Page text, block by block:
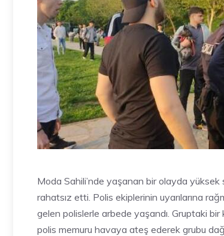
Moda Sahili’nde yaşanan bir olayda
rahatsız etti. Polis ekiplerinin uyarılarına
gelen polislerle arbede yaşandı. Gruptaki bir
polis memuru havaya ateş ederek grubu